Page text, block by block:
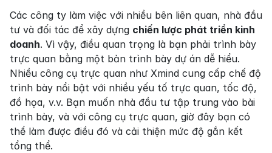
Các công ty làm việc với nhiều bên liên quan, nhà đầu
tư và đối tác để xây dựng chiến lược phát triển kinh
doanh. Vì vậy, điều quan trọng là bạn phải trình bày
trực quan bằng một bản trình bày dự án dễ hiểu.
Nhiều công cụ trực quan như Xmind cung cấp chế độ
trình bày nổi bật với nhiều yếu tố trực quan, tốc độ,
đồ họa, v.v. Bạn muốn nhà đầu tư tập trung vào bài
trình bày, và với công cụ trực quan, giờ đây bạn có
thể làm được điều đó và cải thiện mức độ gắn kết
tổng thể.